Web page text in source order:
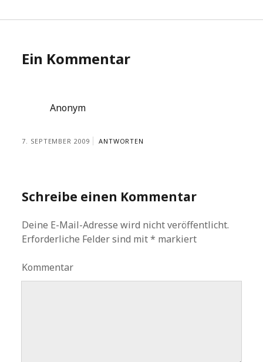
Ein Kommentar
Anonym
7. SEPTEMBER 2009 ANTWORTEN
Schreibe einen Kommentar
Deine E-Mail-Adresse wird nicht veröffentlicht.
Erforderliche Felder sind mit* markiert
Kommentar